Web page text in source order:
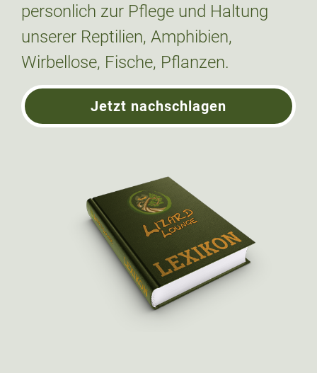
personlich zur Pflege und Haltung
unserer Reptilien, Amphibien,
Wirbellose, Fische, Pflanzen.
Jetzt nachschlagen